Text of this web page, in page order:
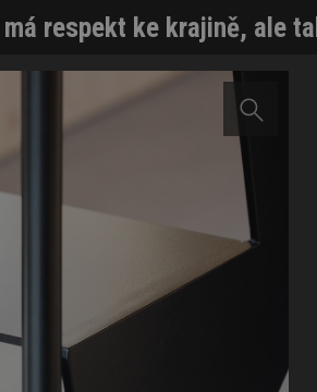
má respekt ke krajině, ale